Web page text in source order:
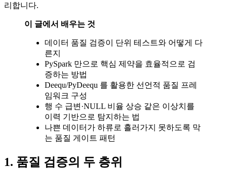
리합니다.
이 글에서 배우는 것
데이터 품질 검증이 단위 테스트와 어떻게 다
른지
PySpark 만으로 핵심 제약을 효율적으로 검
증하는 방법
Deequ/PyDeequ 를 활용한 선언적 품질 프레
임워크 구성
행 수 급변·NULL 비율 상승 같은 이상치를
이력 기반으로 탐지하는 법
나쁜 데이터가 하류로 흘러가지 못하도록 막
는 품질 게이트 패턴
1. 품질 검증의 두 층위